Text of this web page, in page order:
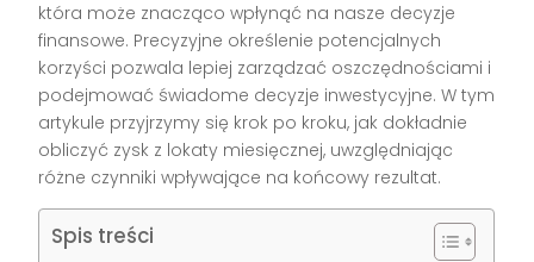
która może znacząco wpłynąć na nasze decyzje
finansowe. Precyzyjne określenie potencjalnych
korzyści pozwala lepiej zarządzać oszczędnościami i
podejmować świadome decyzje inwestycyjne. W tym
artykule przyjrzymy się krok po kroku, jak dokładnie
obliczyć zysk z lokaty miesięcznej, uwzględniając
różne czynniki wpływające na końcowy rezultat.
Spis treści